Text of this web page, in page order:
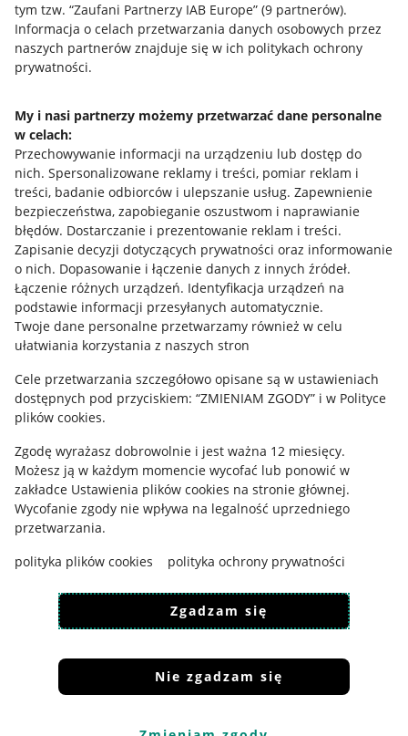
tym tzw. “Zaufani Partnerzy IAB Europe” (9 partnerów).
Informacja o celach przetwarzania danych osobowych przez
naszych partnerów znajduje się w ich politykach ochrony
prywatności.
My i nasi partnerzy możemy przetwarzać dane personalne
w celach:
Przechowywanie informacji na urządzeniu lub dostęp do
nich. Spersonalizowane reklamy i treści, pomiar reklam i
treści, badanie odbiorców i ulepszanie usług. Zapewnienie
bezpieczeństwa, zapobieganie oszustwom i naprawianie
błędów. Dostarczanie i prezentowanie reklam i treści.
Zapisanie decyzji dotyczących prywatności oraz informowanie
o nich. Dopasowanie i łączenie danych z innych źródeł.
Łączenie różnych urządzeń. Identyfikacja urządzeń na
podstawie informacji przesyłanych automatycznie.
Twoje dane personalne przetwarzamy również w celu
ułatwiania korzystania z naszych stron
Cele przetwarzania szczegółowo opisane są w ustawieniach
dostępnych pod przyciskiem: “ZMIENIAM ZGODY” i w Polityce
plików cookies.
Zgodę wyrażasz dobrowolnie i jest ważna 12 miesięcy.
Możesz ją w każdym momencie wycofać lub ponowić w
zakładce Ustawienia plików cookies na stronie głównej.
Wycofanie zgody nie wpływa na legalność uprzedniego
przetwarzania.
polityka plików cookies
polityka ochrony prywatności
Zgadzam się
Nie zgadzam się
Przydatne informacje
Jak to działa
Allegro Gadane dla sprzedających
Allegro Gadane dla kupujących
Mapa miejscowości
Informacje prawne
Regulamin
Polityka plików "cookies"
Ustawienia plików "cookies"
Udostępnianie lokalizacji
Informacje dla Aktu o Usługach Cyfrowych
Pobierz aplikację
Korzystanie z serwisu oznacza akceptacjęregulaminu